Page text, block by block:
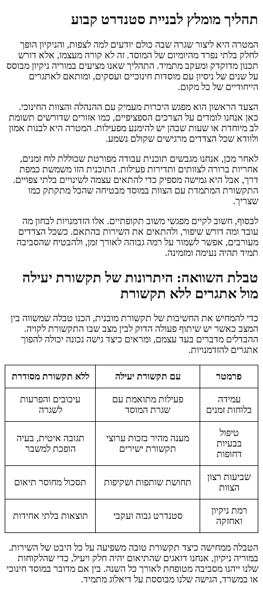
תהליך מומלץ לבניית סטנדרט קבוע
המטרה היא ליצור שגרה שבה כולם יודעים למה לצפות, והניקיון הופך
לחלק בלתי נפרד מהיומיום של המוסד. זה לא קורה מעצמו, אלא דורש
תכנון מדוקדק ומעקב מתמיד. התהליך שאנו מציעים במוריה ניקיון מבוסס
על שנים של ניסיון עם מוסדות חינוכיים ועסקים, ומותאם לאתגרים
הייחודיים של כל מקום.
הצעד הראשון הוא מפגש היכרות מעמיק עם ההנהלה והצוות החינוכי.
כאן אנחנו לומדים על הצרכים הספציפיים, כמו אזורים שדורשים תשומת
לב מיוחדת או שעות שבהן יש להימנע מפעילות. המטרה היא לבנות אמון
ולוודא שכל הצדדים מרגישים שקולם נשמע.
לאחר מכן, אנחנו מגבשים תוכנית עבודה מפורטת שכוללת לוח זמנים,
אחריות ברורה לצוותים ותדירות פעילות. התוכנית הזו משמשת כמפת
דרך, אבל היא גמישה מספיק כדי להתאים עצמה לשינויים בלתי צפויים.
התקשורת המתמדת עם הצוות במוסד מבטיחה שהכל מתקתק כמו
שצריך.
לבסוף, חשוב לקיים מפגשי משוב תקופתיים. אלו הזדמנויות לבחון מה
עובד ומה דורש שיפור, ולהתאים את השירות בהתאם. כשכל הצדדים
מעורבים, אפשר לשמור על רמה גבוהה לאורך זמן, ולהבטיח שהסביבה
תמיד תהיה נעימה ומזמינה.
טבלת השוואה: היתרונות של תקשורת יעילה
מול אתגרים ללא תקשורת
כדי להמחיש את החשיבות של תקשורת מובנית, הכנו טבלה שמשווה בין
המצב כאשר יש שיתוף פעולה הדוק לבין מצב שבו התקשורת לקויה.
ההבדלים מדברים בעד עצמם, ומראים כיצד גישה נכונה יכולה להפוך
אתגרים להזדמנויות.
פרמטר עם תקשורת יעילה ללא תקשורת מסודרת
עמידה
בלוחות זמנים
פעילות מתואמת עם
שגרת המוסד
עיכובים והפרעות
לשגרה
טיפול
בבעיות
דחופות
מענה מהיר בזכות ערוצי
תקשורת ישירים
תגובה איטית, בעיה
הופכת למשבר
שביעות רצון
הצוות
תחושת שותפות ושקיפות תסכול מחוסר תיאום
רמת ניקיון
ואחזקה
סטנדרט גבוה ועקבי תוצאות בלתי אחידות
הטבלה ממחישה כיצד תקשורת טובה משפיעה על כל היבט של השירות.
במוריה ניקיון, אנחנו דואגים שהתיאום יהיה חלק ויעיל, כדי שהלקוחות
שלנו ייהנו מסביבה מטופחת לאורך כל השנה. בין אם מדובר במוסד חינוכי
או במשרד, הגישה שלנו מבוססת על דיאלוג מתמיד.